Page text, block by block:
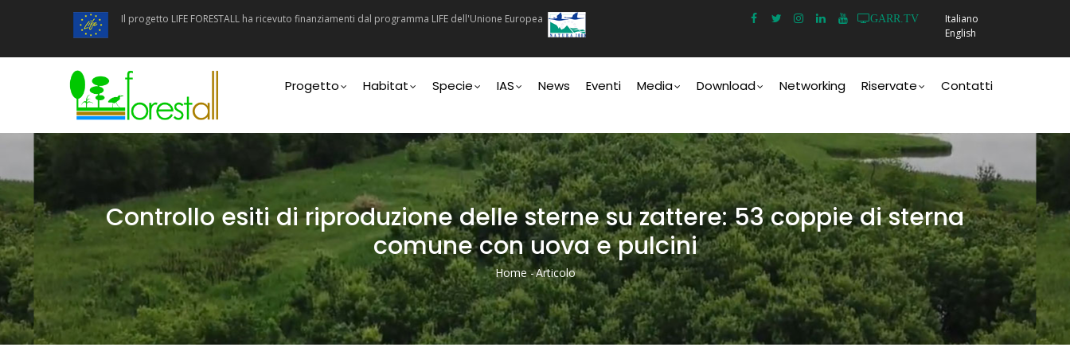
principale
Il progetto LIFE FORESTALL ha ricevuto finanziamenti dal programma LIFE dell'Unione Europea GARR.TV
Italiano
English
navigation
Progetto Habitat Specie IAS News Eventi Media Download Networking Riservate Contatti
Controllo esiti di riproduzione delle sterne su zattere: 53 coppie di sterna
comune con uova e pulcini
Briciole
Di
Pane
Home -Articolo